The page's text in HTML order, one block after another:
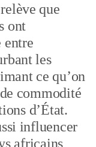
que
ont
entre
les
ce qu’on
commodité
d’État.
influencer
africains,